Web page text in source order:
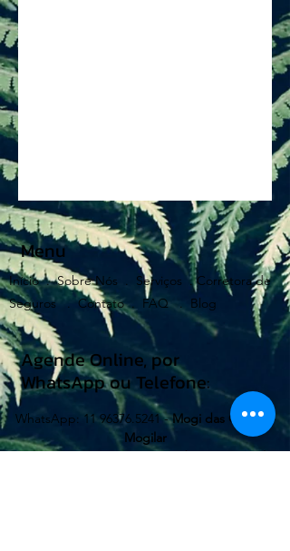
Menu
Início .Sobre Nós . Serviços .Corretora de
Seguros .Contato . FAQ . Blog
Agende Online, por
WhatsApp ou Telefone:
WhatsApp: 11 96376.5241-Mogi das Cruzes -
Mogilar
Telefone:11 47353818-Mogi das Cruzes - Alto